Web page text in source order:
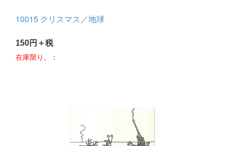
10015 クリスマス／地球
150円＋税
在庫限り。：